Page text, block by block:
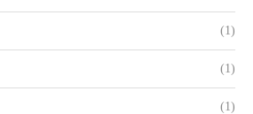
(1)
(1)
(1)